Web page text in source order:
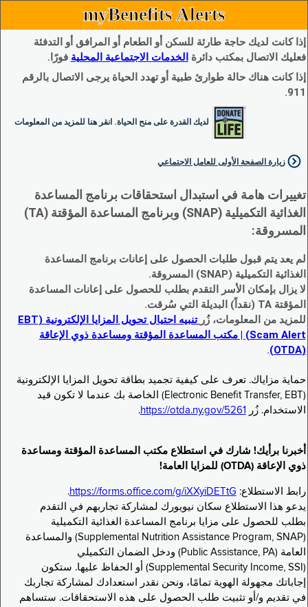
myBenefits Alerts
إذا كانت لديك حاجة طارئة للسكن أو الطعام أو المرافق أو التدفئة
فعليك الاتصال بمكتب دائرة الخدمات الاجتماعية المحلية فورًا.
إذا كانت هناك حالة طوارئ طبية أو تهدد الحياة يرجى الاتصال بالرقم
911.
لديك القدرة على منح الحياة. انقر هنا للمزيد من المعلومات
زيارة الصفحة الأولى للعامل الاجتماعي
تغييرات هامة في استبدال استحقاقات برنامج المساعدة
الغذائية التكميلية (SNAP) وبرنامج المساعدة المؤقتة (TA)
المسروقة:
لم يعد يتم قبول طلبات الحصول على إعانات برنامج المساعدة
الغذائية التكميلية (SNAP) المسروقة.
لا يزال بإمكان الأسر التقدم بطلب للحصول على إعانات المساعدة
المؤقتة TA (نقداً) البديلة التي سُرقت.
للمزيد من المعلومات، زُر
تنبيه احتيال تحويل المزايا الإلكترونية (EBT
Scam Alert) | مكتب المساعدة المؤقتة ومساعدة ذوي الإعاقة
(OTDA)
.
حماية مزاياك. تعرف على كيفية تجميد بطاقة تحويل المزايا الإلكترونية
(Electronic Benefit Transfer, EBT) الخاصة بك عندما لا تكون قيد
الاستخدام. زُر
https://otda.ny.gov/5261
.
أخبرنا برأيك! شارك في استطلاع مكتب المساعدة المؤقتة ومساعدة
ذوي الإعاقة (OTDA) للمزايا العامة!
رابط الاستطلاع: https://forms.office.com/g/iXXyiDETtG
.
يدعو هذا الاستطلاع سكان نيويورك لمشاركة تجاربهم في التقدم
بطلب للحصول على مزايا برنامج المساعدة الغذائية التكميلية
(Supplemental Nutrition Assistance Program, SNAP) والمساعدة
العامة (Public Assistance, PA) ودخل الضمان التكميلي
(Supplemental Security Income, SSI) أو الحفاظ عليها. ستكون
إجاباتك مجهولة الهوية تمامًا، ونحن نقدر استعدادك لمشاركة تجاربك
في تقديم و/أو تثبيت طلب الحصول على هذه الاستحقاقات. ستساهم